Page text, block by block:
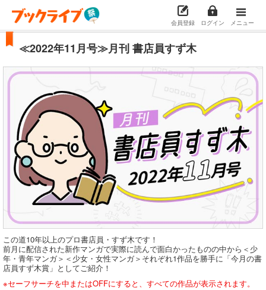
会員登録 ログイン メニュー
≪2022年11月号≫月刊 書店員すず木
この道10年以上のプロ書店員・すず木です！
前月に配信された新作マンガで実際に読んで面白かったものの中から＜少
年・青年マンガ＞＜少女・女性マンガ＞それぞれ1作品を勝手に「今月の書
店員すず木賞」としてご紹介！
※セーフサーチを中またはOFFにすると、すべての作品が表示されます。